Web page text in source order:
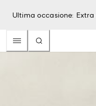
Ultima occasione: